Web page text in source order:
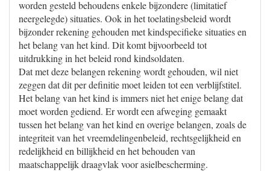
worden gesteld behoudens enkele bijzondere (limitatief
neergelegde) situaties. Ook in het toelatingsbeleid wordt
bijzonder rekening gehouden met kindspecifieke situaties en
het belang van het kind. Dit komt bijvoorbeeld tot
uitdrukking in het beleid rond kindsoldaten.
Dat met deze belangen rekening wordt gehouden, wil niet
zeggen dat dit per definitie moet leiden tot een verblijfstitel.
Het belang van het kind is immers niet het enige belang dat
moet worden gediend. Er wordt een afweging gemaakt
tussen het belang van het kind en overige belangen, zoals de
integriteit van het vreemdelingenbeleid, rechtsgelijkheid en
redelijkheid en billijkheid en het behouden van
maatschappelijk draagvlak voor asielbescherming.